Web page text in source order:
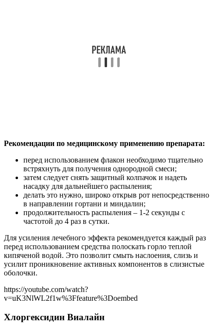
Рекомендации по медицинскому применению препарата:
перед использованием флакон необходимо тщательно
встряхнуть для получения однородной смеси;
затем следует снять защитный колпачок и надеть
насадку для дальнейшего распыления;
делать это нужно, широко открыв рот непосредственно
в направлении гортани и миндалин;
продолжительность распыления – 1-2 секунды с
частотой до 4 раз в сутки.
Для усиления лечебного эффекта рекомендуется каждый раз
перед использованием средства полоскать горло теплой
кипяченой водой. Это позволит смыть наслоения, слизь и
усилит проникновение активных компонентов в слизистые
оболочки.
https://youtube.com/watch?
v=uK3NlWL2f1w%3Ffeature%3Doembed
Хлоргексидин Виалайн